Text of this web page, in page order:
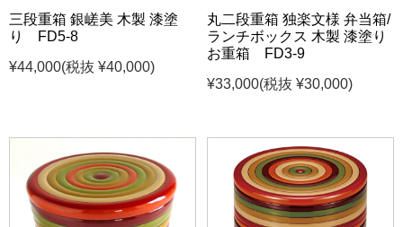
三段重箱 銀嵯美 木製 漆塗
り FD5-8
¥44,000(税抜 ¥40,000)
丸二段重箱 独楽文様 弁当箱/
ランチボックス 木製 漆塗り
お重箱 FD3-9
¥33,000(税抜 ¥30,000)